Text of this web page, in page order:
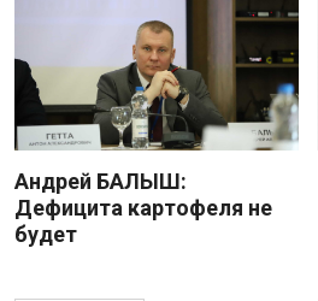
Андрей БАЛЫШ:
Дефицита картофеля не
будет